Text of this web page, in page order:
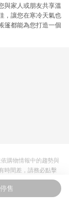
與家人或朋友共享溫
，讓您在寒冷天氣也
篷都能為您打造一個
售
購物情報中的趨勢與
時間差，請務必點擊
訊以合作廠商網頁為